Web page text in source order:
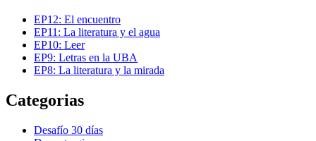
EP12: El encuentro
EP11: La literatura y el agua
EP10: Leer
EP9: Letras en la UBA
EP8: La literatura y la mirada
Categorias
Desafío 30 días